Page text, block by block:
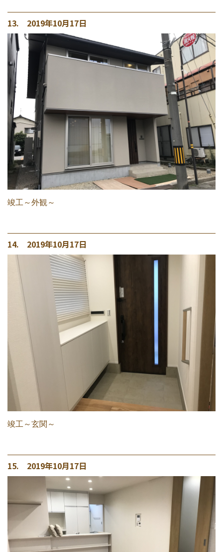
13. 2019年10月17日
竣工～外観～
14. 2019年10月17日
竣工～玄関～
15. 2019年10月17日